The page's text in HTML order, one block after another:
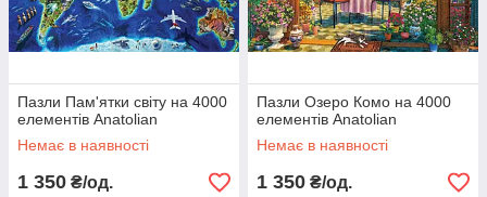
Пазли Пам'ятки світу на 4000
елементів Anatolian
Немає в наявності
1 350 ₴/од.
Пазли Озеро Комо на 4000
елементів Anatolian
Немає в наявності
1 350 ₴/од.